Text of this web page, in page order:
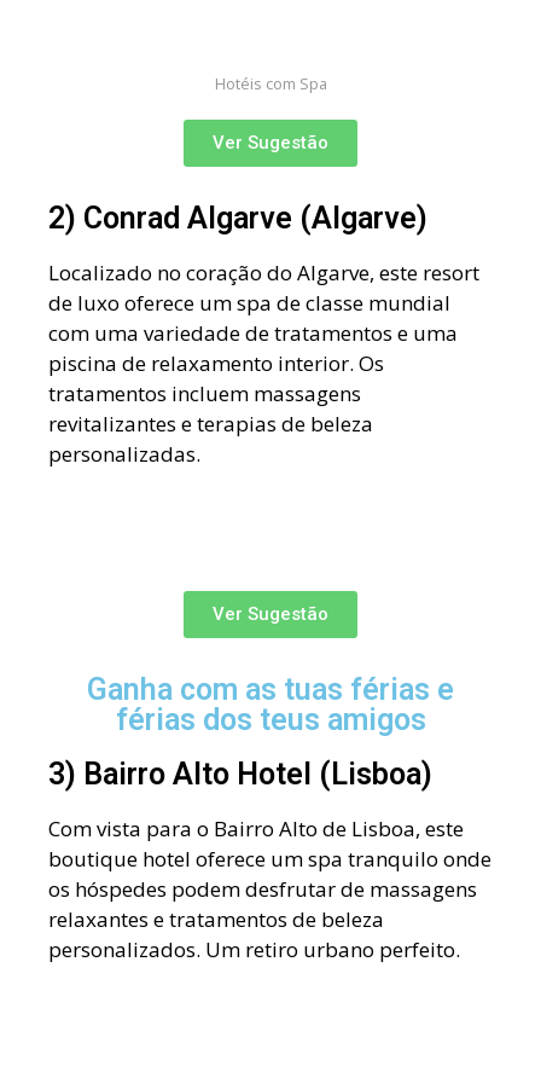
Hotéis com Spa
Ver Sugestão
2) Conrad Algarve (Algarve)
Localizado no coração do Algarve, este resort
de luxo oferece um spa de classe mundial
com uma variedade de tratamentos e uma
piscina de relaxamento interior. Os
tratamentos incluem massagens
revitalizantes e terapias de beleza
personalizadas.
Ver Sugestão
Ganha com as tuas férias e
férias dos teus amigos
3) Bairro Alto Hotel (Lisboa)
Com vista para o Bairro Alto de Lisboa, este
boutique hotel oferece um spa tranquilo onde
os hóspedes podem desfrutar de massagens
relaxantes e tratamentos de beleza
personalizados. Um retiro urbano perfeito.